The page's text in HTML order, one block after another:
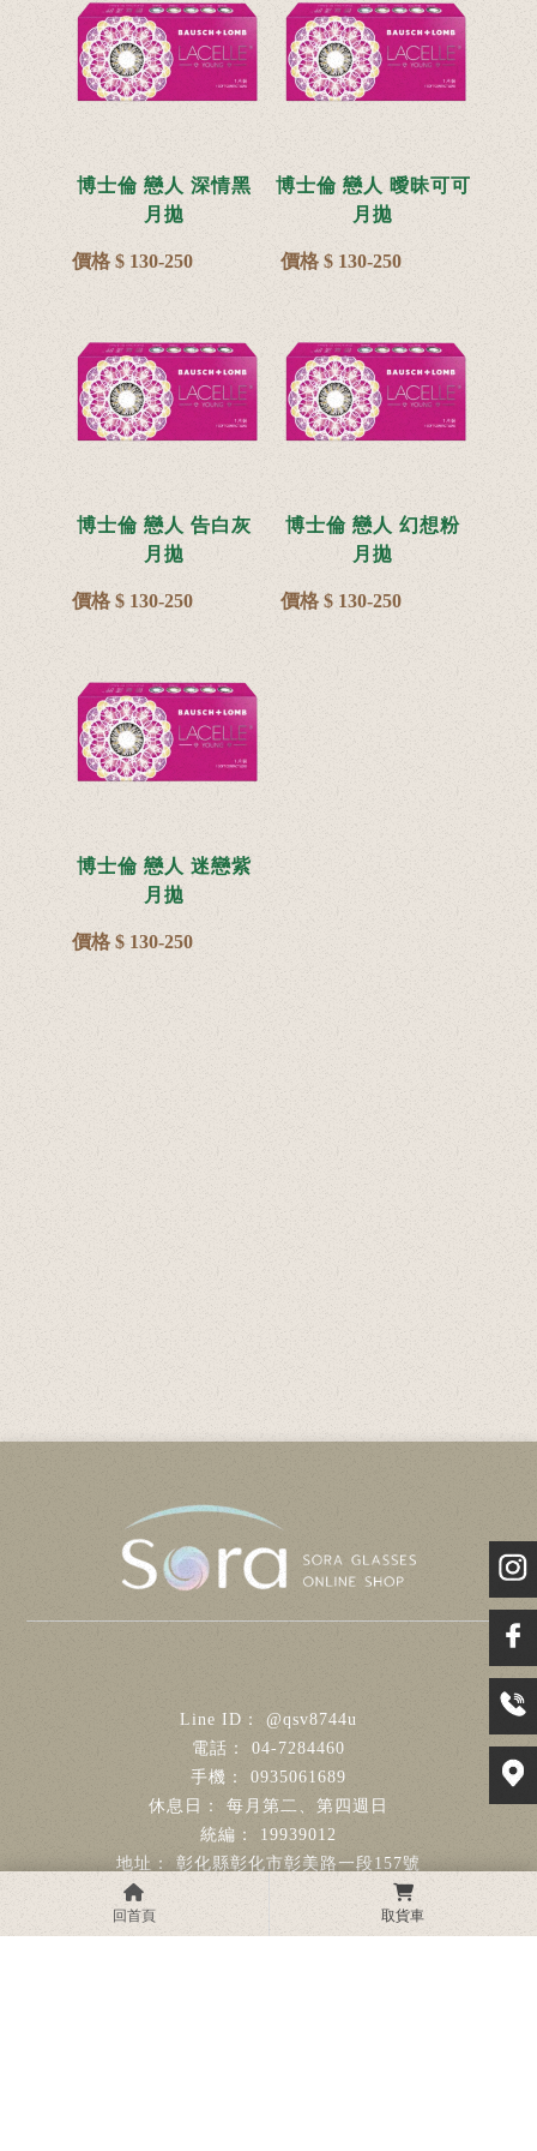
博士倫 戀人 深情黑
月拋
價格 $ 130-250
博士倫 戀人 曖昧可可
月拋
價格 $ 130-250
博士倫 戀人 告白灰
月拋
價格 $ 130-250
博士倫 戀人 幻想粉
月拋
價格 $ 130-250
博士倫 戀人 迷戀紫
月拋
價格 $ 130-250
回首頁 購物車(0)
@qsv8744u
04-7284460
0935061689
每月第二、第四週日
19939012
彰化縣彰化市彰美路一段157號
請透過官方Line聯繫